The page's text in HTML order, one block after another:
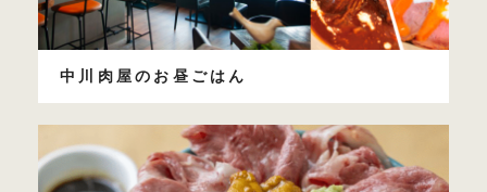
中川肉屋のお昼ごはん